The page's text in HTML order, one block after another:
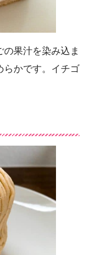
果汁を染み込ま
らかです。イチゴ